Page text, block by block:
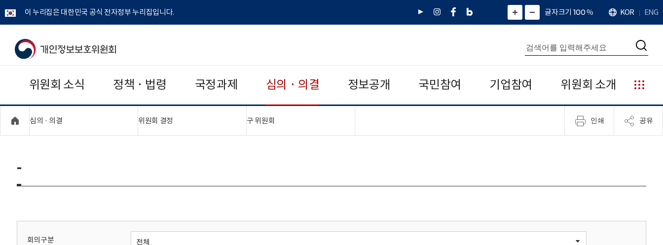
이 누리집은 대한민국 공식 전자정부 누리집입니다.
유
인
페
네
그
)
화
면
면
소
확
대
치
글자크기 100%
언
어
KOR ENG
개
보
보
위
회
통
합
검
색
검
위원회 소식 정책 · 법령 국정과제 심의 · 의결 정보공개 국민참여 기업참여 위원회 소개
누
리
집
안
심의 · 의결 위원회 결정 구 위원회 인쇄 공유
-
회의구분